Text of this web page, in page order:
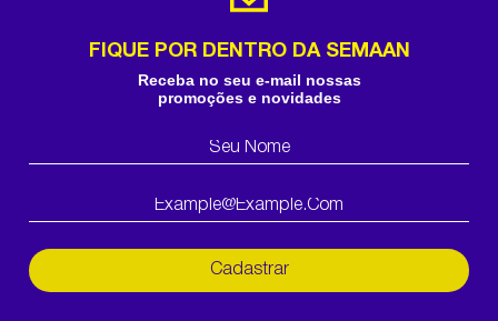
FIQUE POR DENTRO DA SEMAAN
Receba no seu e-mail nossas
promoções e novidades
Cadastrar